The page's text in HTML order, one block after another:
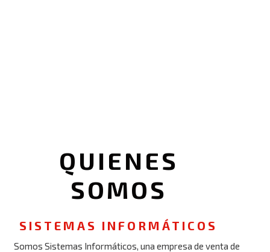
QUIENES
SOMOS
SISTEMAS INFORMÁTICOS
Somos Sistemas Informáticos, una empresa de venta de